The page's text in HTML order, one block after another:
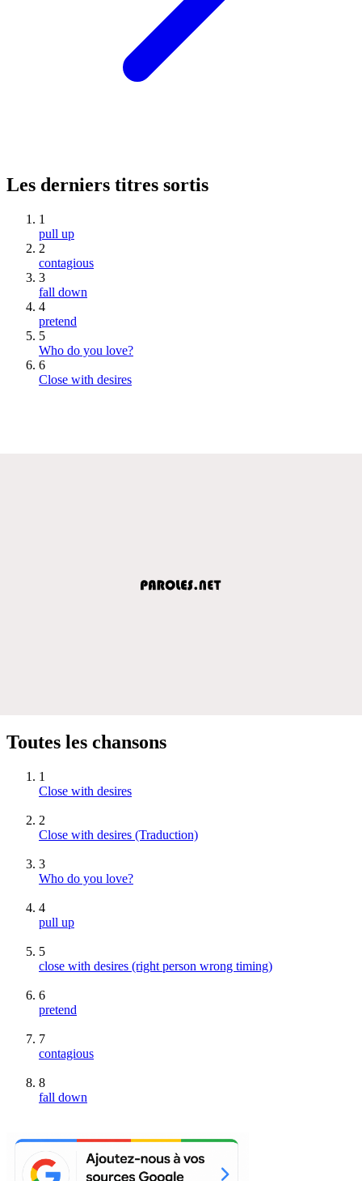
Les derniers titres sortis
1
pull up
2
contagious
3
fall down
4
pretend
5
Who do you love?
6
Close with desires
Toutes les chansons
1
Close with desires
2
Close with desires (Traduction)
3
Who do you love?
4
pull up
5
close with desires (right person wrong timing)
6
pretend
7
contagious
8
fall down